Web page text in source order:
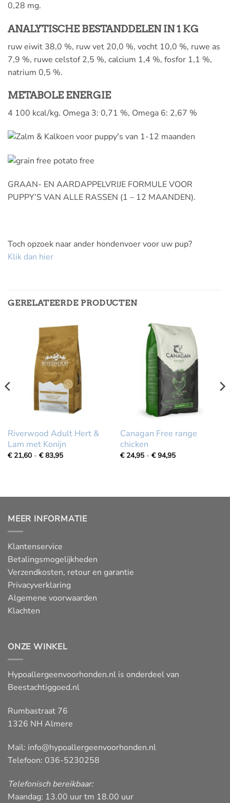
0,28 mg.
ANALYTISCHE BESTANDDELEN IN 1 KG
ruw eiwit 38,0 %, ruw vet 20,0 %, vocht 10,0 %, ruwe as
7,9 %, ruwe celstof 2,5 %, calcium 1,4 %, fosfor 1,1 %,
natrium 0,5 %.
METABOLE ENERGIE
4 100 kcal/kg. Omega 3: 0,71 %, Omega 6: 2,67 %
GRAAN- EN AARDAPPELVRIJE FORMULE VOOR
PUPPY’S VAN ALLE RASSEN (1 – 12 MAANDEN).
Toch opzoek naar ander hondenvoer voor uw pup?
Klik dan hier
GERELATEERDE PRODUCTEN
Riverwood Adult Hert &
Lam met Konijn
€ 21,60 - €83,95Prijsklasse:
Canagan Free range
chicken
€ 24,95 - €94,95Prijsklasse:
MEER INFORMATIE
Klantenservice
Betalingsmogelijkheden
Verzendkosten, retour en garantie
Privacyverklaring
Algemene voorwaarden
Klachten
ONZE WINKEL
Hypoallergeenvoorhonden.nl is onderdeel van
Beestachtiggoed.nl
Rumbastraat 76
1326 NH Almere
Mail: info@hypoallergeenvoorhonden.nl
Telefoon: 036-5230258
Telefonisch bereikbaar:
Maandag: 13.00 uur tm 18.00 uur